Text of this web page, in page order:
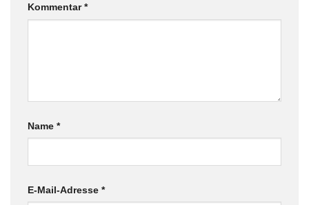
Kommentar*
Name *
E-Mail-Adresse *